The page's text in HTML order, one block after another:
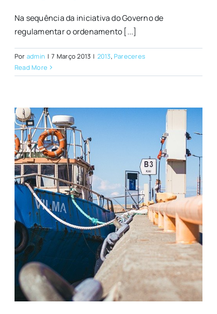
Na sequência da iniciativa do Governo de
regulamentar o ordenamento [...]
Por admin | 7 Março 2013 | 2013, Pareceres
Read More